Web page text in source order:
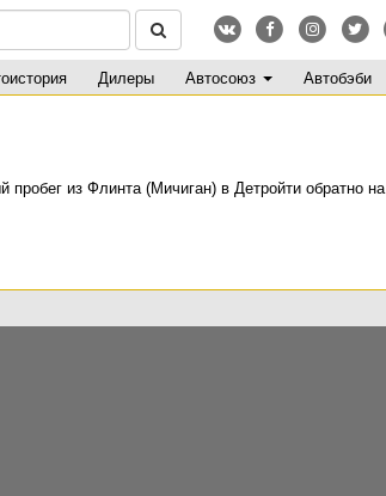
Дилеры Автосоюз Автобэби
из Флинта (Мичиган) в Детройти обратно на